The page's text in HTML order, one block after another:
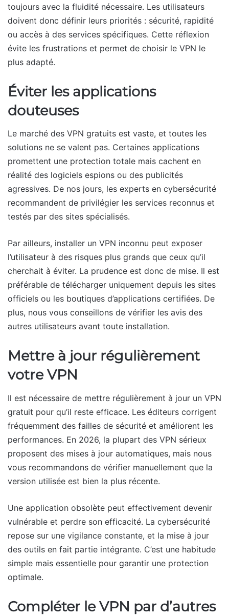
toujours avec la fluidité nécessaire. Les utilisateurs
doivent donc définir leurs priorités : sécurité, rapidité
ou accès à des services spécifiques. Cette réflexion
évite les frustrations et permet de choisir le VPN le
plus adapté.
Éviter les applications
douteuses
Le marché des VPN gratuits est vaste, et toutes les
solutions ne se valent pas. Certaines applications
promettent une protection totale mais cachent en
réalité des logiciels espions ou des publicités
agressives. De nos jours, les experts en cybersécurité
recommandent de privilégier les services reconnus et
testés par des sites spécialisés.
Par ailleurs, installer un VPN inconnu peut exposer
l’utilisateur à des risques plus grands que ceux qu’il
cherchait à éviter. La prudence est donc de mise. Il est
préférable de télécharger uniquement depuis les sites
officiels ou les boutiques d’applications certifiées. De
plus, nous vous conseillons de vérifier les avis des
autres utilisateurs avant toute installation.
Mettre à jour régulièrement
votre VPN
Il est nécessaire de mettre régulièrement à jour un VPN
gratuit pour qu’il reste efficace. Les éditeurs corrigent
fréquemment des failles de sécurité et améliorent les
performances. En 2026, la plupart des VPN sérieux
proposent des mises à jour automatiques, mais nous
vous recommandons de vérifier manuellement que la
version utilisée est bien la plus récente.
Une application obsolète peut effectivement devenir
vulnérable et perdre son efficacité. La cybersécurité
repose sur une vigilance constante, et la mise à jour
des outils en fait partie intégrante. C’est une habitude
simple mais essentielle pour garantir une protection
optimale.
Compléter le VPN par d’autres